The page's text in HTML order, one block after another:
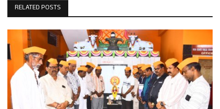
RELATED POSTS